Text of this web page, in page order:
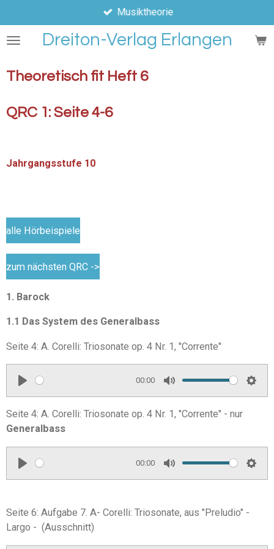
Hauptinhalt
springenDreiton-Verlag Erlangen
Musiktheorie
Theoretisch fit Heft 6
QRC 1: Seite 4-6
Jahrgangsstufe 10
alle Hörbeispiele
zum nächsten QRC ->
1. Barock
1.1 Das System des Generalbass
Seite 4: A. Corelli: Triosonate op. 4 Nr. 1, "Corrente"
P
l
a
y
00:00
M
u
e
S
t
i
n
Seite 4: A. Corelli: Triosonate op. 4 Nr. 1, "Corrente" - nur
Generalbass
P
a
y
00:00
M
t
S
i
Seite 6: Aufgabe 7. A- Corelli: Triosonate, aus "Preludio" -
Largo - (Ausschnitt)